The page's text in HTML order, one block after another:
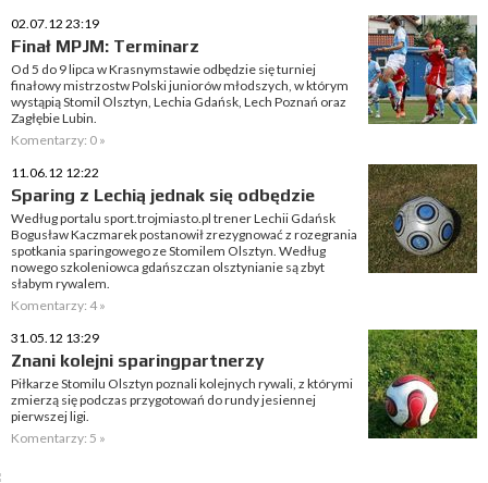
02.07.12 23:19
Finał MPJM: Terminarz
Od 5 do 9 lipca w Krasnymstawie odbędzie się turniej
finałowy mistrzostw Polski juniorów młodszych, w którym
wystąpią Stomil Olsztyn, Lechia Gdańsk, Lech Poznań oraz
Zagłębie Lubin.
Komentarzy: 0 »
11.06.12 12:22
Sparing z Lechią jednak się odbędzie
Według portalu sport.trojmiasto.pl trener Lechii Gdańsk
Bogusław Kaczmarek postanowił zrezygnować z rozegrania
spotkania sparingowego ze Stomilem Olsztyn. Według
nowego szkoleniowca gdańszczan olsztynianie są zbyt
słabym rywalem.
Komentarzy: 4 »
31.05.12 13:29
Znani kolejni sparingpartnerzy
Piłkarze Stomilu Olsztyn poznali kolejnych rywali, z którymi
zmierzą się podczas przygotowań do rundy jesiennej
pierwszej ligi.
Komentarzy: 5 »